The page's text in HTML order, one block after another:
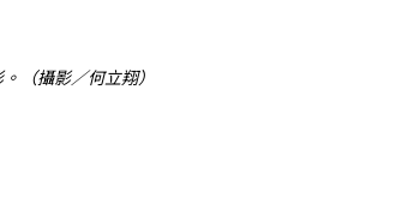
（攝影／何立翔）